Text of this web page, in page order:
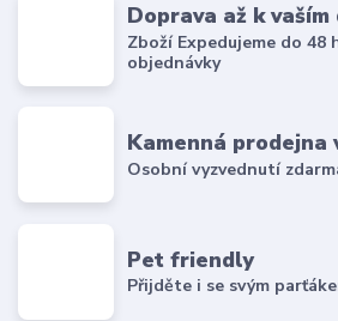
Doprava až k vaším
Zboží Expedujeme do
objednávky
Kamenná prodejna
Osobní vyzvednutí
Pet friendly
Přijděte i se svým